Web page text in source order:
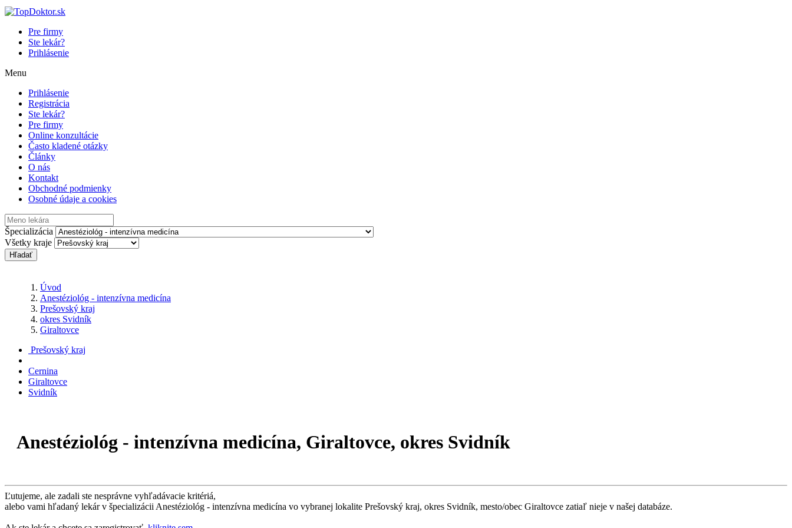
Pre firmy
Ste lekár?
Prihlásenie
Menu
Prihlásenie
Registrácia
Ste lekár?
Pre firmy
Online konzultácie
Často kladené otázky
Články
O nás
Kontakt
Obchodné podmienky
Osobné údaje a cookies
Špecializácia
Všetky kraje
Hľadať
Úvod
Anestéziológ - intenzívna medicína
Prešovský kraj
okres Svidník
Giraltovce
Prešovský kraj
Cernina
Giraltovce
Svidník
Anestéziológ - intenzívna medicína, Giraltovce, okres Svidník
Ľutujeme, ale zadali ste nesprávne vyhľadávacie kritériá,
alebo vami hľadaný lekár v špecializácii Anestéziológ - intenzívna medicína vo vybranej lokalite Prešovský kraj, okres Svidník, mesto/obec Giraltovce zatiaľ nieje v našej databáze.